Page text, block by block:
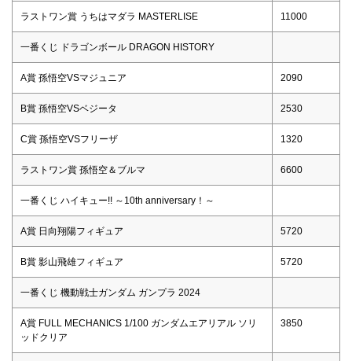
ラストワン賞 うちはマダラ MASTERLISE 11000
一番くじ ドラゴンボール DRAGON HISTORY
A賞 孫悟空VSマジュニア 2090
B賞 孫悟空VSベジータ 2530
C賞 孫悟空VSフリーザ 1320
ラストワン賞 孫悟空＆ブルマ 6600
一番くじ ハイキュー!! ～10th anniversary！～
A賞 日向翔陽フィギュア 5720
B賞 影山飛雄フィギュア 5720
一番くじ 機動戦士ガンダム ガンプラ 2024
A賞 FULL MECHANICS 1/100 ガンダムエアリアル ソリ
ッドクリア
3850